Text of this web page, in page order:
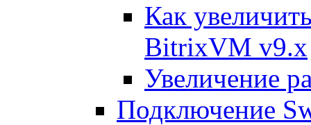
Как
BitrixVM v9.x
Увеличение
Подключение